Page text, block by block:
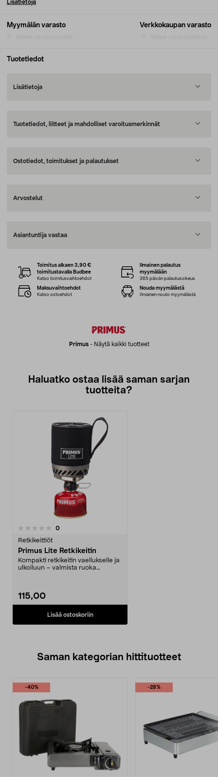
Myymälän varasto Verkkokaupan varasto
Lisätietoja
Tuotetiedot
Lisätietoja
Tuotetiedot, liitteet ja mahdolliset varoitusmerkinnät
Ostotiedot, toimitukset ja palautukset
Arvostelut
Asiantuntija vastaa
Primus- Näytä kaikki tuotteet
Toimitus alkaen 3,90 €
toimitustavalla Budbee
Katso toimitusvaihtoehdot
Ilmainen palautus
myymälään
365 päivän palautusoikeus
Maksuvaihtoehdot
Katso ostoehdot
Nouda myymälästä
Ilmainen nouto myymälästä
Haluatko ostaa lisää saman sarjan
tuotteita?
0arvostelut
Retkikeittiöt
Primus Lite Retkikeitin
Kompakti retkikeitin vaellukselle ja
ulkoiluun – valmista ruoka
115,00
Lisää ostoskoriin
Saman kategorian hittituotteet
-40% -28%